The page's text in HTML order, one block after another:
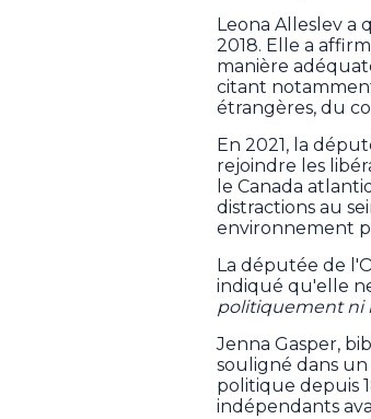
Leona Alleslev a
2018. Elle a
manière
citant
étrangères, du
En 2021, la
rejoindre les
le Canada
distractions au
environnement
La députée de
indiqué qu'elle
politiquement ni
Jenna Gasper,
souligné dans
politique depuis
indépendants